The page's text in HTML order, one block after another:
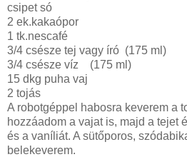
csipet só
2 ek.kakaópor
1 tk.nescafé
3/4 csésze tej vagy író (175 ml)
3/4 csésze víz (175 ml)
15 dkg puha vaj
2 tojás
A robotgéppel habosra keverem a
hozzáadom a vajat is, majd a tejet
és a vaníliát. A sütőporos,
belekeverem.